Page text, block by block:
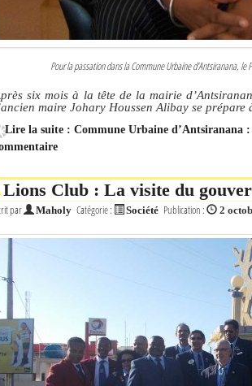
Pour la passation dans la Commune Urbaine d’Antsiranana,
six mois à la tête de la mairie
maire Johary Houssen Alibay se
Lire la suite : Commune Urbaine d’Antsiranana
Lions Club : La visite du
par Maholy Catégorie : Société Publication : 2